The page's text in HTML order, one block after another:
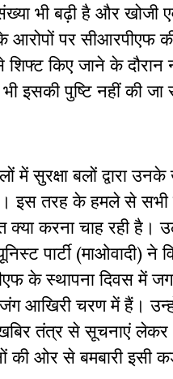
भी बढ़ी है और खोजी
आरोपों पर सीआरपीएफ
किए जाने के दौरान
इसकी पुष्टि नहीं की
में सुरक्षा बलों द्वारा
इस तरह के हमले से सभी
क्या करना चाह रही है।
पार्टी (माओवादी) ने
के स्थापना दिवस में
आखिरी चरण में हैं।
तंत्र से सूचनाएं
की ओर से बमबारी इसी